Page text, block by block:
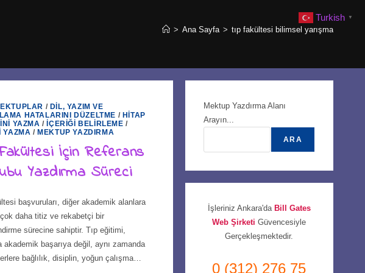
> Ana Sayfa > tıp fakültesi bilimsel yarışma
/ DIL, YAZIM VE
HATALARINI DÜZELTME / HITAP
YAZMA / İÇERIĞI BELIRLEME /
YAZMA / MEKTUP YAZDIRMA
İçin Referans
Yazdırma Süreci
başvuruları, diğer akademik alanlara
çok daha titiz ve rekabetçi bir
sürecine sahiptir. Tıp eğitimi,
akademik başarıya değil, aynı zamanda
bağlılık, disiplin, yoğun çalışma…
Mektup Yazdırma Alanı
Arayın...
ARA
İşleriniz Ankara'da Bill Gates
Web ŞirketiGüvencesiyle
Gerçekleşmektedir.
0 (312) 276 75
Turkish ▼